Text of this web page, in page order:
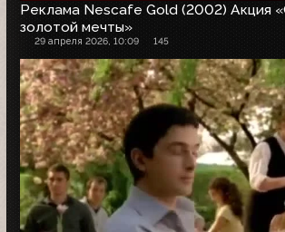
Реклама Nescafe Gold (2002) Акция
золотой мечты»
29 апреля 2026, 10:09 145